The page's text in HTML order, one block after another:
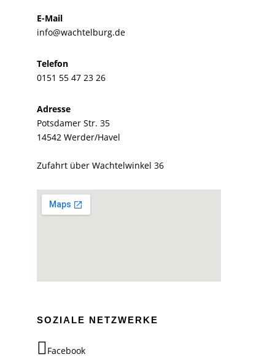
E-Mail
info@wachtelburg.de
Telefon
0151 55 47 23 26
Adresse
Potsdamer Str. 35
14542 Werder/Havel
Zufahrt über Wachtelwinkel 36
SOZIALE NETZWERKE
Facebook